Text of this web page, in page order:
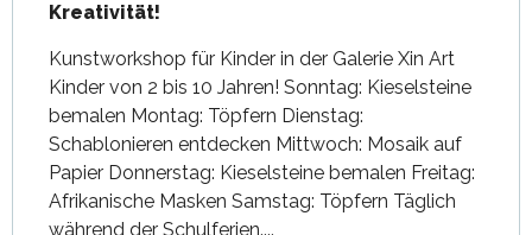
Kreativität!
Kunstworkshop für Kinder in der Galerie Xin Art
Kinder von 2 bis 10 Jahren! Sonntag: Kieselsteine
bemalen Montag: Töpfern Dienstag:
Schablonieren entdecken Mittwoch: Mosaik auf
Papier Donnerstag: Kieselsteine bemalen Freitag:
Afrikanische Masken Samstag: Töpfern Täglich
während der Schulferien....